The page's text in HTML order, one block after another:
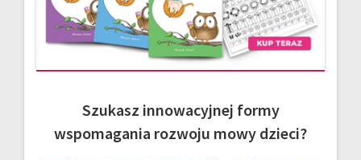
Szukasz innowacyjnej formy
wspomagania rozwoju mowy dzieci?